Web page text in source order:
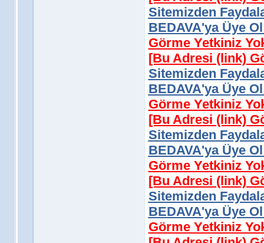
Sitemizden
BEDAVA'ya Üye
Görme Yetkiniz
[Bu Adresi (link)
Sitemizden
BEDAVA'ya Üye
Görme Yetkiniz
[Bu Adresi (link)
Sitemizden
BEDAVA'ya Üye
Görme Yetkiniz
[Bu Adresi (link)
Sitemizden
BEDAVA'ya Üye
Görme Yetkiniz